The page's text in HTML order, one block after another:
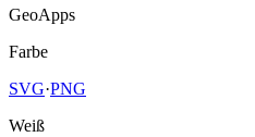
GeoApps
Farbe
SVG·PNG
Weiß